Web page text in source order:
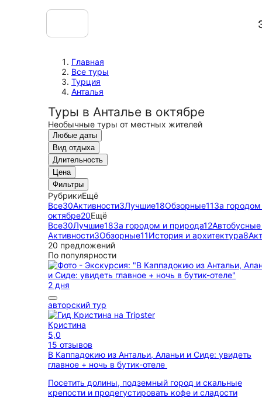
Главная
Все туры
Турция
Анталья
Туры в Анталье в октябре
Необычные туры от местных жителей
Любые даты
Вид отдыха
Длительность
Цена
Фильтры
РубрикиЕщё
Все30Активности3Лучшие18Обзорные11За
октябре20Ещё
Все30Лучшие18За городом и природа12
Активности3Обзорные11История и архитектура8
20 предложений
По популярности
2 дня
авторский тур
Кристина
5,0
15 отзывов
В Каппадокию из Антальи, Аланьи и Сиде: увидеть
главное + ночь в бутик-отеле
Посетить долины, подземный город и скальные
крепости и продегустировать кофе и сладости